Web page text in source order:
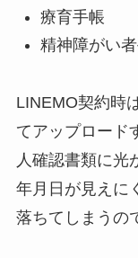
療育手帳
精神障がい
LINEMO契約時
てアップロード
人確認書類に光
年月日が見えに
落ちてしまうの